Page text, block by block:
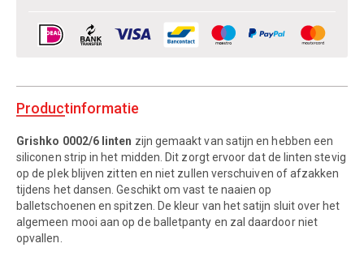
Productinformatie
Grishko 0002/6 linten zijn gemaakt van satijn en hebben een
siliconen strip in het midden. Dit zorgt ervoor dat de linten stevig
op de plek blijven zitten en niet zullen verschuiven of afzakken
tijdens het dansen. Geschikt om vast te naaien op
balletschoenen en spitzen. De kleur van het satijn sluit over het
algemeen mooi aan op de balletpanty en zal daardoor niet
opvallen.